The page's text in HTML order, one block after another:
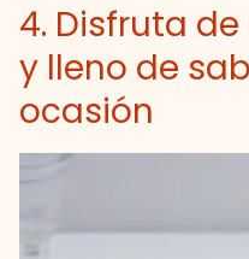
4. Disfruta
y lleno de
ocasión